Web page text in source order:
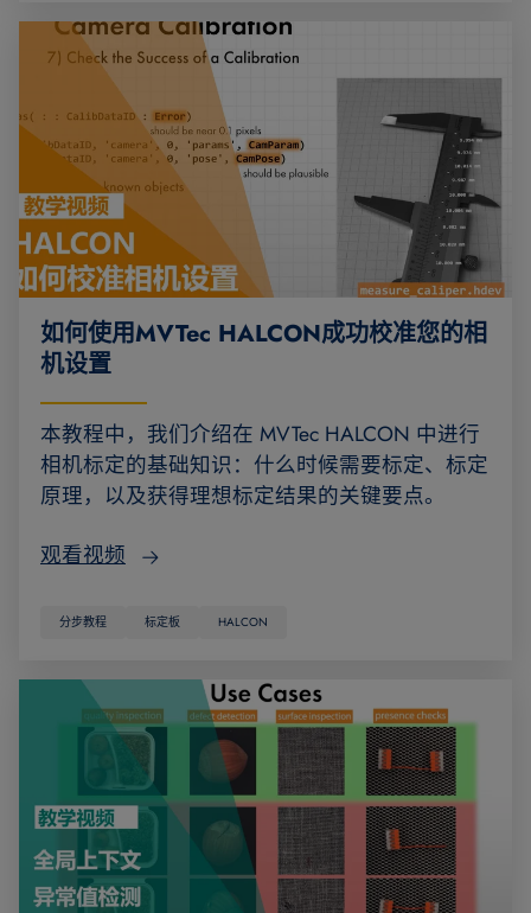
如何使用MVTec HALCON成功校准您的相
机设置
本教程中，我们介绍在 MVTec HALCON 中进行
相机标定的基础知识：什么时候需要标定、标定
原理，以及获得理想标定结果的关键要点。
观看视频
分步教程 标定板 HALCON